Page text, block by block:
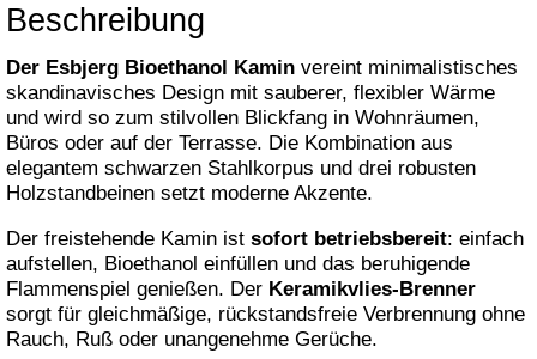
Beschreibung
Der Esbjerg Bioethanol Kamin vereint minimalistisches
skandinavisches Design mit sauberer, flexibler Wärme
und wird so zum stilvollen Blickfang in Wohnräumen,
Büros oder auf der Terrasse. Die Kombination aus
elegantem schwarzen Stahlkorpus und drei robusten
Holzstandbeinen setzt moderne Akzente.
Der freistehende Kamin ist sofort betriebsbereit: einfach
aufstellen, Bioethanol einfüllen und das beruhigende
Flammenspiel genießen. Der Keramikvlies-Brenner
sorgt für gleichmäßige, rückstandsfreie Verbrennung ohne
Rauch, Ruß oder unangenehme Gerüche.